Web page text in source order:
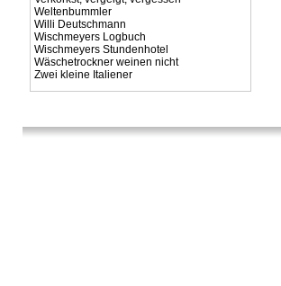
Weltenbummler
Willi Deutschmann
Wischmeyers Logbuch
Wischmeyers Stundenhotel
Wäschetrockner weinen nicht
Zwei kleine Italiener